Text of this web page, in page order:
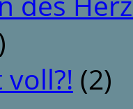
(2)